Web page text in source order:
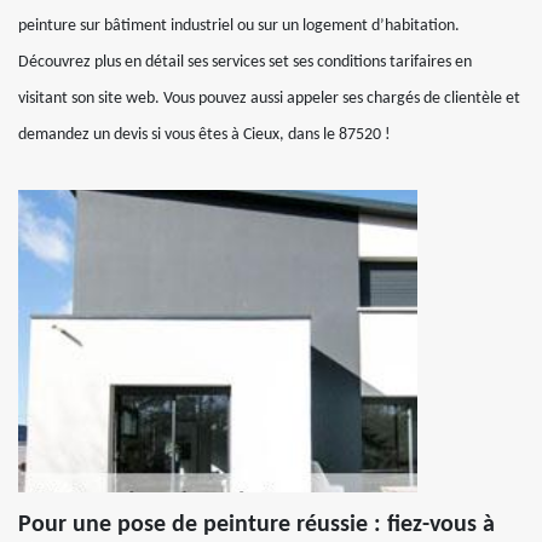
peinture sur bâtiment industriel ou sur un logement d’habitation.
Découvrez plus en détail ses services set ses conditions tarifaires en
visitant son site web. Vous pouvez aussi appeler ses chargés de clientèle et
demandez un devis si vous êtes à Cieux, dans le 87520 !
Pour une pose de peinture réussie : fiez-vous à